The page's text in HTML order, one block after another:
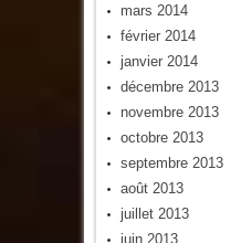
mars 2014
février 2014
janvier 2014
décembre 2013
novembre 2013
octobre 2013
septembre 2013
août 2013
juillet 2013
juin 2013